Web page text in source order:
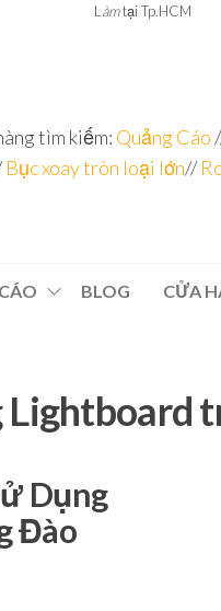
L àmtại Tp.HCM
tìm kiếm: Quảng Cáo
Bục xoay tròn loại lớn//
BLOG CỬA
Lightboard
Dụng
Đào